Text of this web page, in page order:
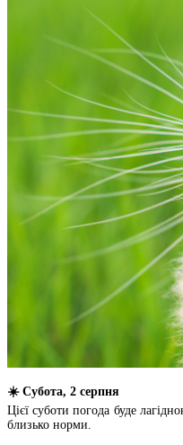
☀️ Субота, 2 серпня
Цієї суботи погода буде
близько норми.